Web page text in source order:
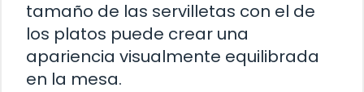
tamaño de las servilletas con el de
los platos puede crear una
apariencia visualmente equilibrada
en la mesa.